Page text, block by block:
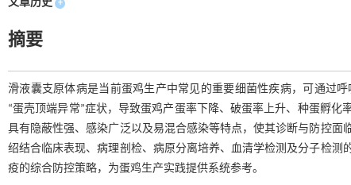
文章历史 +
摘要
滑液囊支原体病是当前蛋鸡生产中常见的重要细菌性疾病，可通过
“蛋壳顶端异常”症状，导致蛋鸡产蛋率下降、破蛋率上升、种蛋孵化
具有隐蔽性强、感染广泛以及易混合感染等特点，使其诊断与防控
绍结合临床表现、病理剖检、病原分离培养、血清学检测及分子检
疫的综合防控策略，为蛋鸡生产实践提供系统参考。